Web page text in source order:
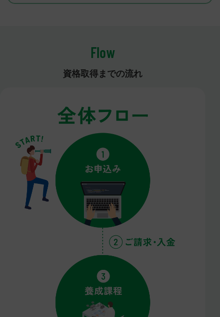
Flow
資格取得までの流れ